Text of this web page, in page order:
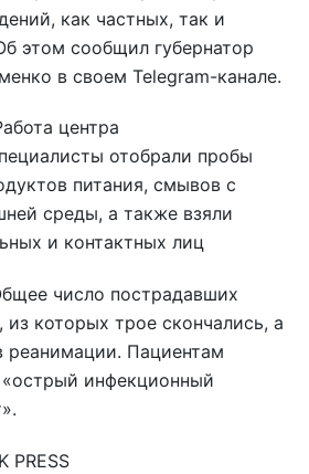
как частных, так и
этом сообщил губернатор
в своем Telegram-канале.
центра
отобрали пробы
питания, смывов с
среды, а также взяли
и контактных лиц
число пострадавших
которых трое скончались, а
реанимации. Пациентам
«острый инфекционный
PRESS